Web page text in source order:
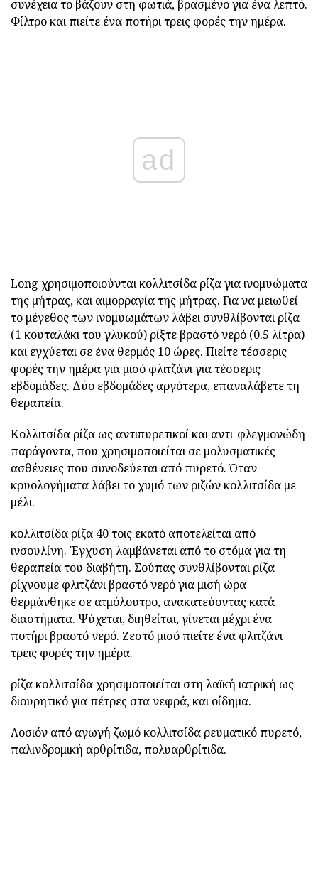
συνέχεια το βάζουν στη φωτιά, βρασμένο για ένα λεπτό.
Φίλτρο και πιείτε ένα ποτήρι τρεις φορές την ημέρα.
ad
Long χρησιμοποιούνται κολλιτσίδα ρίζα για ινομυώματα
της μήτρας, και αιμορραγία της μήτρας. Για να μειωθεί
το μέγεθος των ινομυωμάτων λάβει συνθλίβονται ρίζα
(1 κουταλάκι του γλυκού) ρίξτε βραστό νερό (0.5 λίτρα)
και εγχύεται σε ένα θερμός 10 ώρες. Πιείτε τέσσερις
φορές την ημέρα για μισό φλιτζάνι για τέσσερις
εβδομάδες. Δύο εβδομάδες αργότερα, επαναλάβετε τη
θεραπεία.
Κολλιτσίδα ρίζα ως αντιπυρετικοί και αντι-φλεγμονώδη
παράγοντα, που χρησιμοποιείται σε μολυσματικές
ασθένειες που συνοδεύεται από πυρετό. Όταν
κρυολογήματα λάβει το χυμό των ριζών κολλιτσίδα με
μέλι.
κολλιτσίδα ρίζα 40 τοις εκατό αποτελείται από
ινσουλίνη. Έγχυση λαμβάνεται από το στόμα για τη
θεραπεία του διαβήτη. Σούπας συνθλίβονται ρίζα
ρίχνουμε φλιτζάνι βραστό νερό για μισή ώρα
θερμάνθηκε σε ατμόλουτρο, ανακατεύοντας κατά
διαστήματα. Ψύχεται, διηθείται, γίνεται μέχρι ένα
ποτήρι βραστό νερό. Ζεστό μισό πιείτε ένα φλιτζάνι
τρεις φορές την ημέρα.
ρίζα κολλιτσίδα χρησιμοποιείται στη λαϊκή ιατρική ως
διουρητικό για πέτρες στα νεφρά, και οίδημα.
Λοσιόν από αγωγή ζωμό κολλιτσίδα ρευματικό πυρετό,
παλινδρομική αρθρίτιδα, πολυαρθρίτιδα.